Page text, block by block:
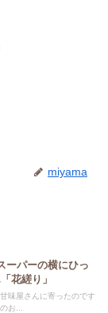
miyama
ーパーの横にひっ
花縒り」
味屋さんに寄ったのです
お...